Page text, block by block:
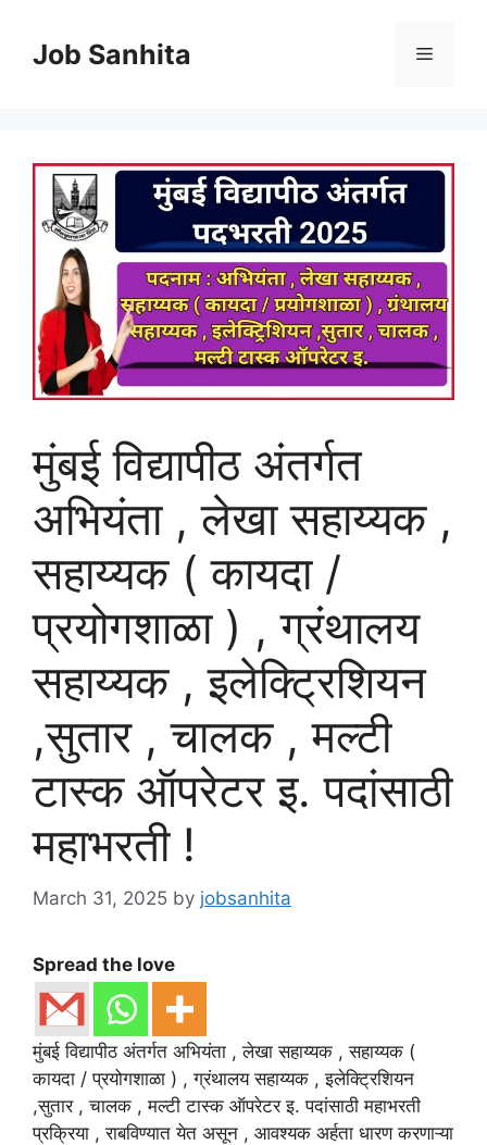
contentJob Sanhita Menu
मुंबई विद्यापीठ अंतर्गत
अभियंता , लेखा सहाय्यक ,
सहाय्यक ( कायदा /
प्रयोगशाळा ) , ग्रंथालय
सहाय्यक , इलेक्ट्रिशियन
,सुतार , चालक , मल्टी
टास्क ऑपरेटर इ. पदांसाठी
महाभरती !
March 31, 2025 by jobsanhita
Spread the love
मुंबई विद्यापीठ अंतर्गत अभियंता , लेखा सहाय्यक , सहाय्यक (
कायदा / प्रयोगशाळा ) , ग्रंथालय सहाय्यक , इलेक्ट्रिशियन
,सुतार , चालक , मल्टी टास्क ऑपरेटर इ. पदांसाठी महाभरती
प्रक्रिया , राबविण्यात येत असून , आवश्यक अर्हता धारण करणाऱ्या